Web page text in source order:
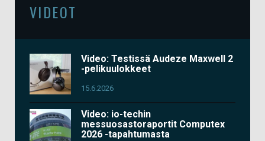
VIDEOT
Video: Testissä Audeze Maxwell 2
-pelikuulokkeet
15.6.2026
Video: io-techin
messuosastoraportit Computex
2026 -tapahtumasta